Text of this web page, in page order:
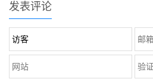
发表评论